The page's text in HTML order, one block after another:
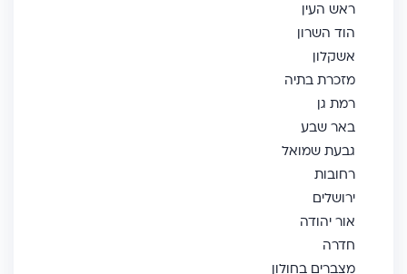
ראש העין
הוד השרון
אשקלון
מזכרת בתיה
רמת גן
באר שבע
גבעת שמואל
רחובות
ירושלים
אור יהודה
חדרה
מצברים בחולון